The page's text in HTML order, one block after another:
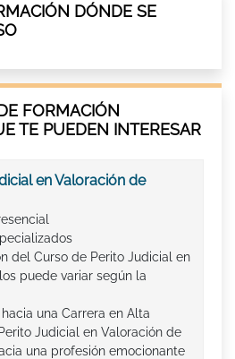
DÓNDE SE
FORMACIÓN
TE PUEDEN INTERESAR
en Valoración de
del Curso de Perito Judicial en
puede variar según la
una Carrera en Alta
Judicial en Valoración de
una profesión emocionante